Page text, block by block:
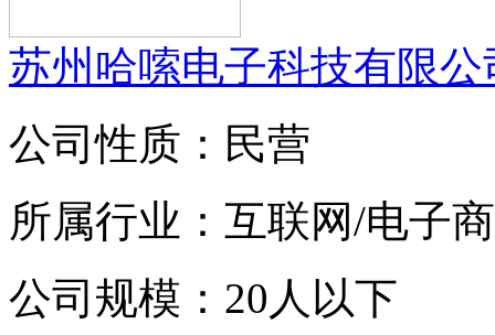
苏州哈嗦电子科技有限公
公司性质：民营
所属行业：互联网/电子
公司规模：20人以下